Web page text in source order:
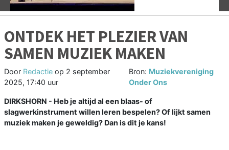
ONTDEK HET PLEZIER VAN
SAMEN MUZIEK MAKEN
Door Redactie op 2 september
2025, 17:40 uur
Bron: Muziekvereniging
Onder Ons
DIRKSHORN - Heb je altijd al een blaas- of
slagwerkinstrument willen leren bespelen? Of lijkt samen
muziek maken je geweldig? Dan is dit je kans!